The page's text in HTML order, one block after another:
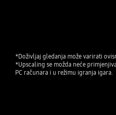
*Doživljaj gledanja može varirati
*Upscaling se možda neće
PC računara i u režimu igranja igara.